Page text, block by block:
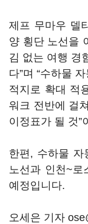
제프 무마우 델
양 횡단 노선을
김 없는 여행 경
다”며 “수하물
적지로 확대 적
워크 전반에 걸
이정표가 될 것”
한편, 수하물 자
노선과 인천~로
예정입니다.
오세은 기자